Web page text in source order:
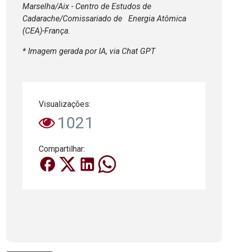
Marselha/Aix - Centro de Estudos de
Cadarache/Comissariado de Energia Atômica
(CEA)-França.
* Imagem gerada por IA, via Chat GPT
Visualizações:
1021
Compartilhar: